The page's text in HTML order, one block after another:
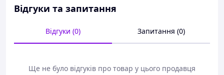
Відгуки та запитання
Відгуки (0) Запитання (0)
Ще не було відгуків про товар у цього продавця